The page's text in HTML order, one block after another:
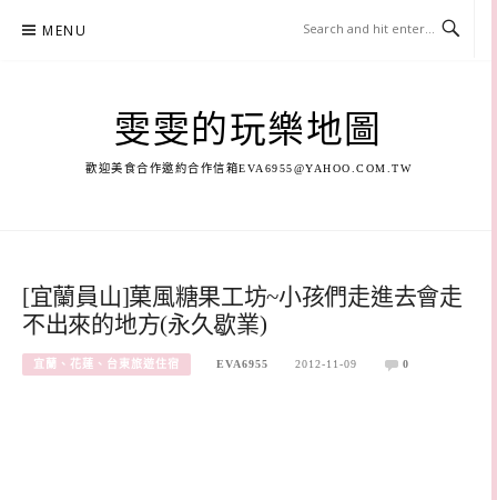
MENU
雯雯的玩樂地圖
歡迎美食合作邀約合作信箱EVA6955@YAHOO.COM.TW
[宜蘭員山]菓風糖果工坊~小孩們走進去會走
不出來的地方(永久歇業)
宜蘭、花蓮、台東旅遊住宿 EVA6955 2012-11-09 0